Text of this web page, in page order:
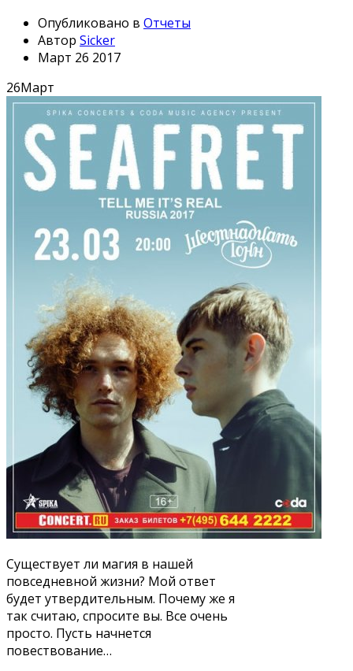
Опубликовано в Отчеты
Автор Sicker
Март 26 2017
26Март
Существует ли магия в нашей
повседневной жизни? Мой ответ
будет утвердительным. Почему же я
так считаю, спросите вы. Все очень
просто. Пусть начнется
повествование…